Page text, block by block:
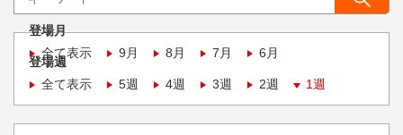
登場月
全て表示
9月 8月 7月 6月
登場週
全て表示
5週 4週 3週 2週 1週